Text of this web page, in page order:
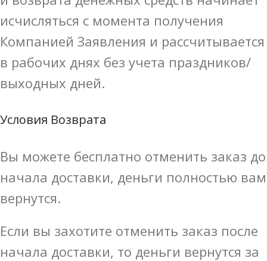
исчисляться с момента получения
Компанией Заявления и рассчитывается
в рабочих днях без учета праздников/
выходных дней.
Условия Возврата
Вы можете бесплатно отменить заказ до
начала доставки, деньги полностью вам
вернутся.
Если вы захотите отменить заказ после
начала доставки, то деньги вернутся за